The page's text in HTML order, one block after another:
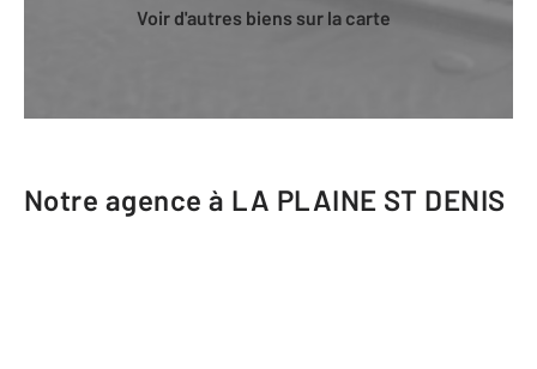
Voir d'autres biens sur la carte
Notre agence à LA PLAINE ST DENIS